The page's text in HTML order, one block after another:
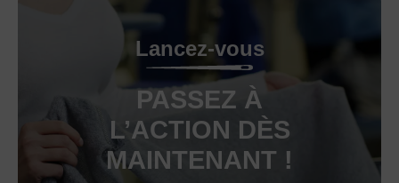
Lancez-vous
PASSEZ À
L’ACTION DÈS
MAINTENANT !